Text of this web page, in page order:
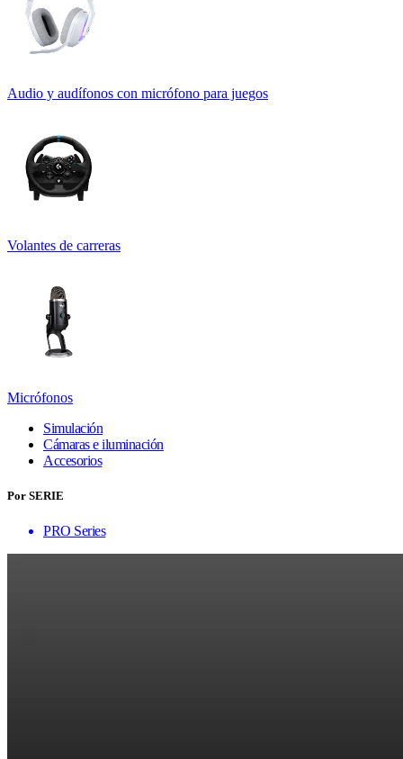
Audio y audífonos con micrófono para juegos
Volantes de carreras
Micrófonos
Simulación
Cámaras e iluminación
Accesorios
Por SERIE
PRO Series